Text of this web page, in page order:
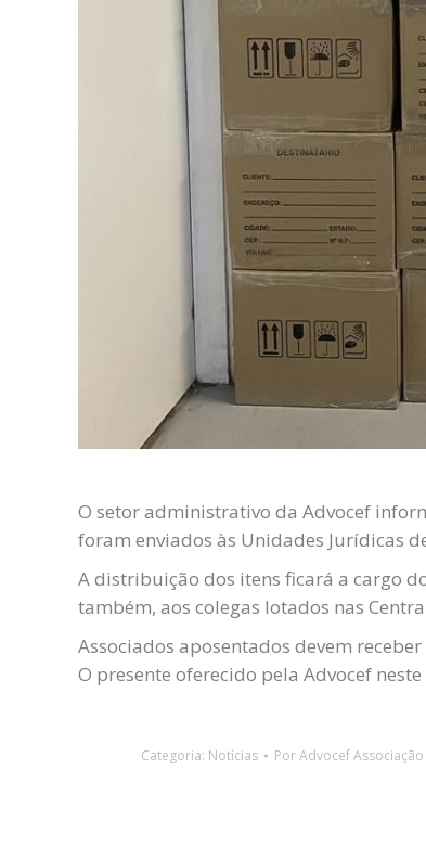
O setor administrativo da Advocef
foram enviados às Unidades Jurídicas
A distribuição dos itens ficará a cargo
também, aos colegas lotados nas
Associados aposentados devem
O presente oferecido pela Advocef
Categoria: Notícias PorAdvocef